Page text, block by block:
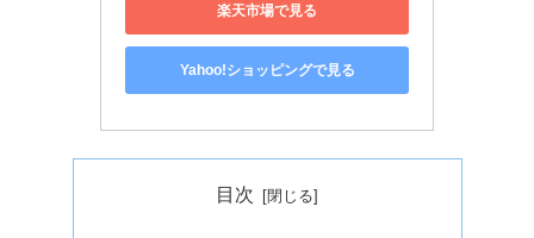
楽天市場で見る
Yahoo!ショッピングで見る
目次